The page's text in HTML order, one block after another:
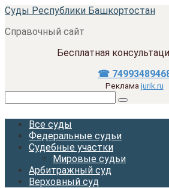
Перейти
контенту
Суды Республики Башкортостан
Справочный сайт
Бесплатная
☎
Реклама jurik.ru
Все суды
Федеральные судьи
Судебные участки
Мировые судьи
Арбитражный суд
Верховный суд